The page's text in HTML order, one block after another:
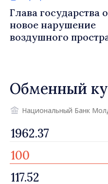
Глава государства
новое нарушение
воздушного
Обменный
Национальный Банк